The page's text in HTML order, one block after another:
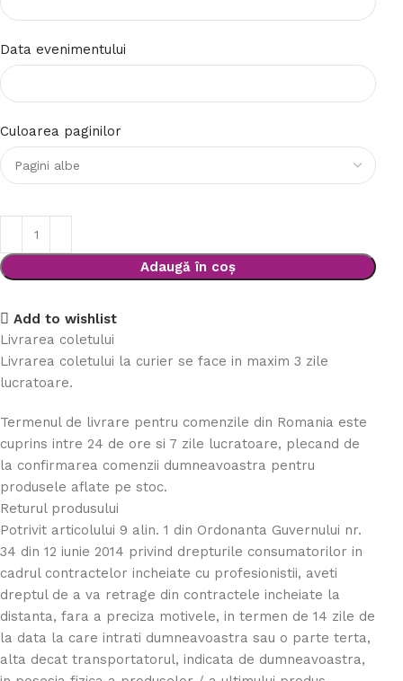
Data evenimentului
Culoarea paginilor
Adaugă în coș
Add to wishlist
Livrarea coletului
Livrarea coletului la curier se face in maxim 3 zile
lucratoare.
Termenul de livrare pentru comenzile din Romania este
cuprins intre 24 de ore si 7 zile lucratoare, plecand de
la confirmarea comenzii dumneavoastra pentru
produsele aflate pe stoc.
Returul produsului
Potrivit articolului 9 alin. 1 din Ordonanta Guvernului nr.
34 din 12 iunie 2014 privind drepturile consumatorilor in
cadrul contractelor incheiate cu profesionistii, aveti
dreptul de a va retrage din contractele incheiate la
distanta, fara a preciza motivele, in termen de 14 zile de
la data la care intrati dumneavoastra sau o parte terta,
alta decat transportatorul, indicata de dumneavoastra,